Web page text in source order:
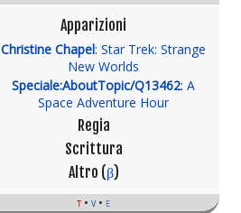
Apparizioni
Christine Chapel:Star Trek: Strange
New Worlds
Speciale:AboutTopic/Q13462:A
Space Adventure Hour
Regia
Scrittura
Altro (β)
t v e